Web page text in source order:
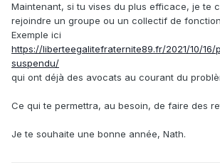
Maintenant, si tu vises du plus efficace, je te
rejoindre un groupe ou un collectif de
Exemple ici
https://liberteegalitefraternite89.fr/2021/10/16/
suspendu/
qui ont déjà des avocats au courant du
Ce qui te permettra, au besoin, de faire des
Je te souhaite une bonne année, Nath.